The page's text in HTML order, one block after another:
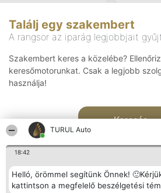
TURUL Auto
18:42
Helló, örömmel segítünk Önnek!
kattintson a megfelelő beszélgetési
Találj egy szakembert
A rangsor az iparág legjobbjait
Szakembert keres a közelébe?
keresőmotorunkat. Csak a legjobb
használja!
Keresés